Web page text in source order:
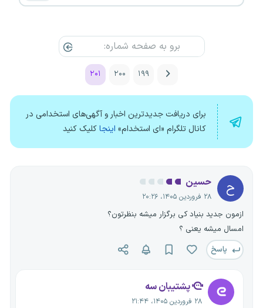
۱۹۹ ۲۰۰ ۲۰۱
برای دریافت جدیدترین اخبار و آگهی‌های استخدامی در
کانال تلگرام «ای استخدام» اینجاکلیک کنید
ح حسین
۲۸ فروردین ۱۴۰۵، ۲۰:۲۶
ازمون جدید بنیاد کی برگزار میشه بنظرتون؟
امسال میشه یعنی ؟
پاسخ
پشتیبان سه
۲۸ فروردین ۱۴۰۵، ۲۱:۴۴